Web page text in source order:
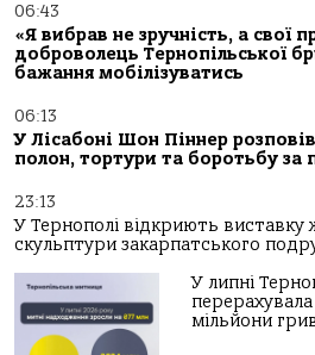
06:43
«Я вибрав не зручність, а свої
доброволець Тернопільської
бажання мобілізуватись
06:13
У Лісабоні Шон Піннер
полон, тортури та боротьбу за
23:13
У Тернополі відкриють виставку
скульптури закарпатського
У липні
мільйони